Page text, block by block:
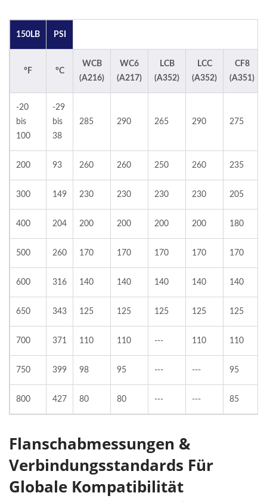
150LB PSI
°F °C
WCB
(A216)
WC6
(A217)
LCB
(A352)
LCC
(A352)
CF8
(A351)
-20
bis
100
-29
bis
38
285 290 265 290 275
200 93 260 260 250 260 235
300 149 230 230 230 230 205
400 204 200 200 200 200 180
500 260 170 170 170 170 170
600 316 140 140 140 140 140
650 343 125 125 125 125 125
700 371 110 110 --- 110 110
750 399 98 95 --- --- 95
800 427 80 80 --- --- 85
Flanschabmessungen &
Verbindungsstandards Für
Globale Kompatibilität